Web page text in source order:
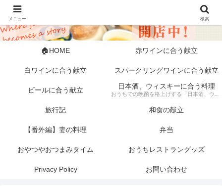
🏠HOME 赤ワインに合う献立
白ワインに合う献立 スパークリングワインに合う献立
ビールに合う献立 日本酒、ウィスキーに合う料理
おうちでの晩酌を格上げする「日本酒、ウィスキーに合う料理」の記録。 芳醇な日本酒やスモーキーなウィスキーにぴったりな、素材にこだわった一皿から手軽な一品まで幅広く紹介します。 「旦那キッチン」が提案する、お酒好きにはたまらない絶品ペアリングで、至福のひとときをどうぞ。
旅行記 和食の献立
【番外編】妻の料理 弁当
おやつやおつまみタイム おうちレストラングッズ
Privacy Policy お問い合わせ
メニュー 検索